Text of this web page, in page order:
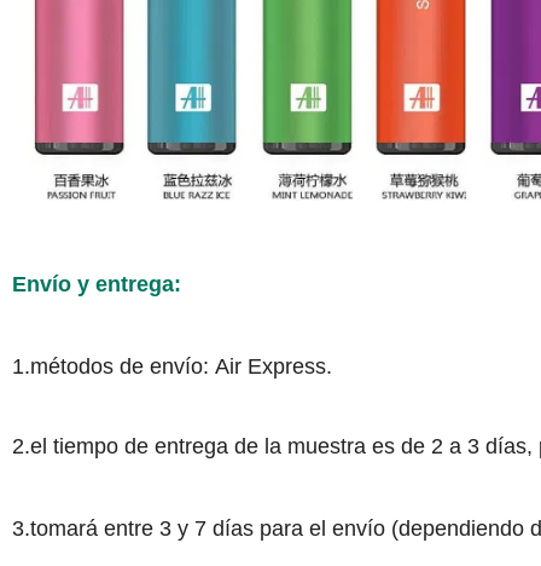
Envío y entrega:
1.métodos de envío: Air Express.
2.el tiempo de entrega de la muestra es de 2 a 3
3.tomará entre 3 y 7 días para el envío (dependiendo